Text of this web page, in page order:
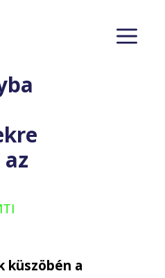
küszöbén a